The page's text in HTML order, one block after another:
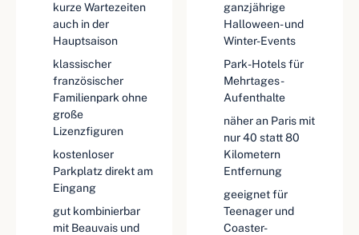
kurze Wartezeiten
auch in der
Hauptsaison
klassischer
französischer
Familienpark ohne
große
Lizenzfiguren
kostenloser
Parkplatz direkt am
Eingang
gut kombinierbar
mit Beauvais und
ganzjährige
Halloween- und
Winter-Events
Park-Hotels für
Mehrtages-
Aufenthalte
näher an Paris mit
nur 40 statt 80
Kilometern
Entfernung
geeignet für
Teenager und
Coaster-